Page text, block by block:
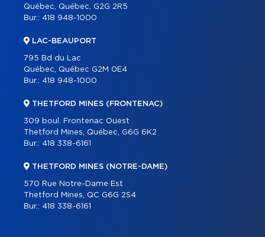
Québec, Québec, G2G 2R5
Bur.: 418 948-1000
LAC-BEAUPORT
795 Bd du Lac
Québec, Québec G2M 0E4
Bur.: 418 948-1000
THETFORD MINES (FRONTENAC)
309 boul. Frontenac Ouest
Thetford Mines, Québec, G6G 6K2
Bur.: 418 338-6161
THETFORD MINES (NOTRE-DAME)
570 Rue Notre-Dame Est
Thetford Mines, QC G6G 2S4
Bur.: 418 338-6161